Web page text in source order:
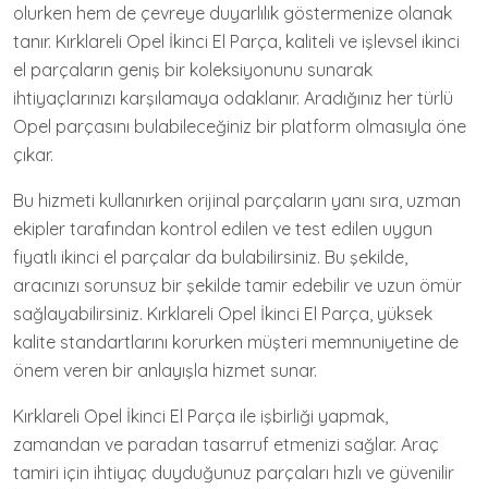
olurken hem de çevreye duyarlılık göstermenize olanak
tanır. Kırklareli Opel İkinci El Parça, kaliteli ve işlevsel ikinci
el parçaların geniş bir koleksiyonunu sunarak
ihtiyaçlarınızı karşılamaya odaklanır. Aradığınız her türlü
Opel parçasını bulabileceğiniz bir platform olmasıyla öne
çıkar.
Bu hizmeti kullanırken orijinal parçaların yanı sıra, uzman
ekipler tarafından kontrol edilen ve test edilen uygun
fiyatlı ikinci el parçalar da bulabilirsiniz. Bu şekilde,
aracınızı sorunsuz bir şekilde tamir edebilir ve uzun ömür
sağlayabilirsiniz. Kırklareli Opel İkinci El Parça, yüksek
kalite standartlarını korurken müşteri memnuniyetine de
önem veren bir anlayışla hizmet sunar.
Kırklareli Opel İkinci El Parça ile işbirliği yapmak,
zamandan ve paradan tasarruf etmenizi sağlar. Araç
tamiri için ihtiyaç duyduğunuz parçaları hızlı ve güvenilir